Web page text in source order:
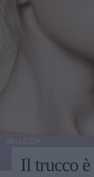
Il trucco è